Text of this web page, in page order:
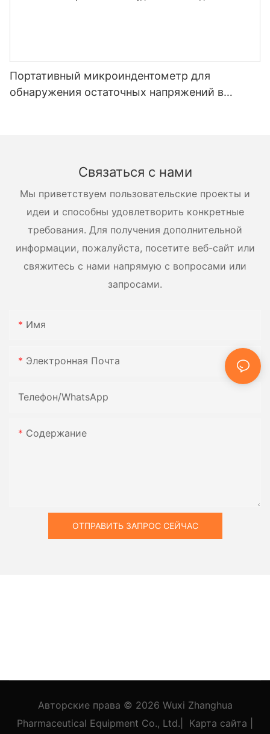
Портативный микроиндентометр для
обнаружения остаточных напряжений в
Связаться с нами
Мы приветствуем пользовательские проекты и
идеи и способны удовлетворить конкретные
требования. Для получения дополнительной
информации, пожалуйста, посетите веб-сайт или
свяжитесь с нами напрямую с вопросами или
запросами.
Имя
Электронная Почта
Телефон/WhatsApp
Содержание
ОТПРАВИТЬ ЗАПРОС СЕЙЧАС
Авторские права © 2026 Wuxi Zhanghua
Pharmaceutical Equipment Co., Ltd.
Карта сайта